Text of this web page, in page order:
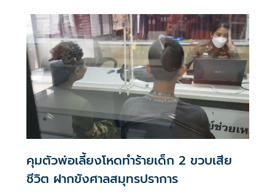
คุมตัวพ่อเลี้ยงโหดทำร้ายเด็ก 2 ขวบเสีย
ชีวิต ฝากขังศาลสมุทรปราการ